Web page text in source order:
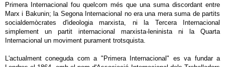
Primera Internacional fou quelcom més que una suma discordant entre
Marx i Bakunin; la Segona Internacional no era una mera suma de partits
socialdemòcrates d'ideologia marxista, ni la Tercera Internacional
simplement un partit internacional marxista-leninista ni la Quarta
Internacional un moviment purament trotsquista.
L'actualment coneguda com a "Primera Internacional" es va fundar a